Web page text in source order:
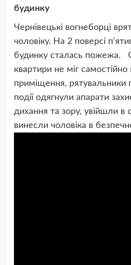
будинку
Чернівецькі вогнеборці
чоловіку. На 2 поверсі
будинку сталась пожежа.
квартири не міг самостійно
приміщення, рятувальники
події одягнули апарати
дихання та зору, увійшли в
винесли чоловіка в